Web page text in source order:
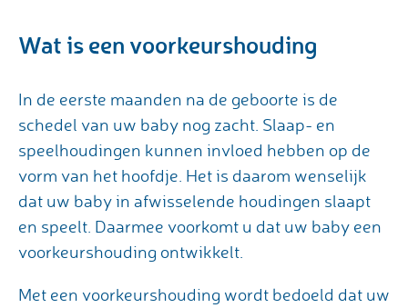
Wat is een voorkeurshouding
In de eerste maanden na de geboorte is de
schedel van uw baby nog zacht. Slaap- en
speelhoudingen kunnen invloed hebben op de
vorm van het hoofdje. Het is daarom wenselijk
dat uw baby in afwisselende houdingen slaapt
en speelt. Daarmee voorkomt u dat uw baby een
voorkeurshouding ontwikkelt.
Met een voorkeurshouding wordt bedoeld dat uw